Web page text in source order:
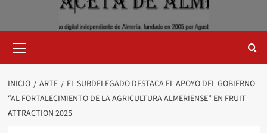
primario
INICIO ARTE
EL SUBDELEGADO DESTACA EL APOYO DEL GOBIERNO
“AL FORTALECIMIENTO DE LA AGRICULTURA ALMERIENSE” EN FRUIT
ATTRACTION 2025